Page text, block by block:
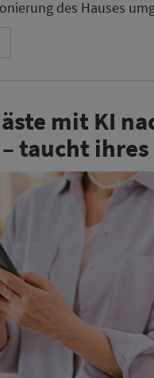
des Hauses
mit KI
taucht